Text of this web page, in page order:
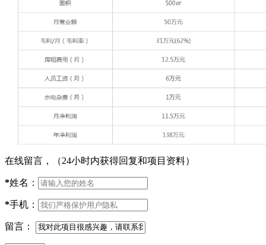
在线留言，（24小时内获得回复和项目资料）
*姓名：
*手机：
留言：